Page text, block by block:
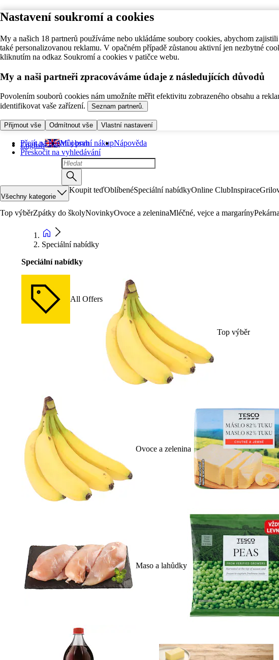
Nastavení soukromí a cookies
My a našich 18 partnerů používáme nebo ukládáme soubory cookies, abychom
také personalizovanou reklamu. V opačném případě zůstanou aktivní jen nezbytné
kliknutím na odkaz Soukromí a cookies v patičce webu.
My a naši partneři zpracováváme údaje z následujících důvodů
Povolením souborů cookies nám umožníte měřit efektivitu zobrazeného obsahu a
identifikovat vaše zařízení.
Seznam partnerů.
Přijmout vše Odmítnout vše Vlastní nastavení
Přejít na hlavní obsah
Přeskočit na vyhledávání
English Můj první nákupNápověda
Všechny kategorie
Koupit teďOblíbenéSpeciální nabídkyOnline ClubInspirace
Top výběrZpátky do školyNovinkyOvoce a zeleninaMléčné, vejce a margarínyPekárna
Speciální nabídky
Speciální nabídky
All Offers
Top výběr
Ovoce a zelenina
Maso a lahůdky